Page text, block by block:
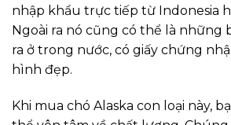
nhập khẩu trực tiếp từ Indonesia
Ngoài ra nó cũng có thể là những
ra ở trong nước, có giấy chứng
hình đẹp.
Khi mua chó Alaska con loại này,